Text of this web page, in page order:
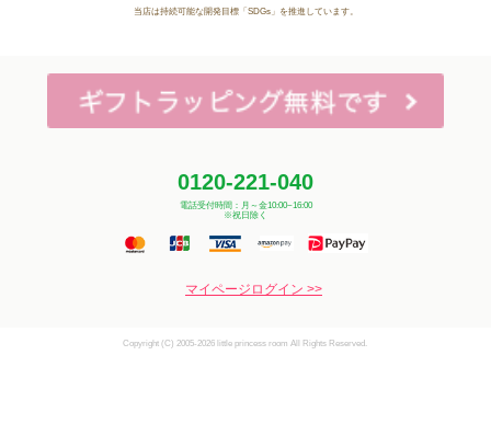
当店は持続可能な開発目標「SDGs」を推進しています。
0120-221-040
電話受付時間：月～金10:00~16:00
※祝日除く
マイページログイン >>
Copyright (C) 2005-2026 little princess room All Rights Reserved.